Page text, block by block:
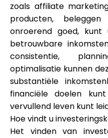
zoals affiliate
producten,
onroerend goed,
betrouwbare
consistentie,
optimalisatie kunnen
substantiële
financiële doelen
vervullend leven kunt
Hoe vindt u
Het vinden van